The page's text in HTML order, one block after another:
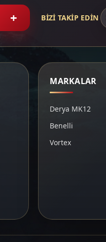
+ BİZİ TAKİP EDİN
MARKALAR
Derya MK12
Benelli
Vortex